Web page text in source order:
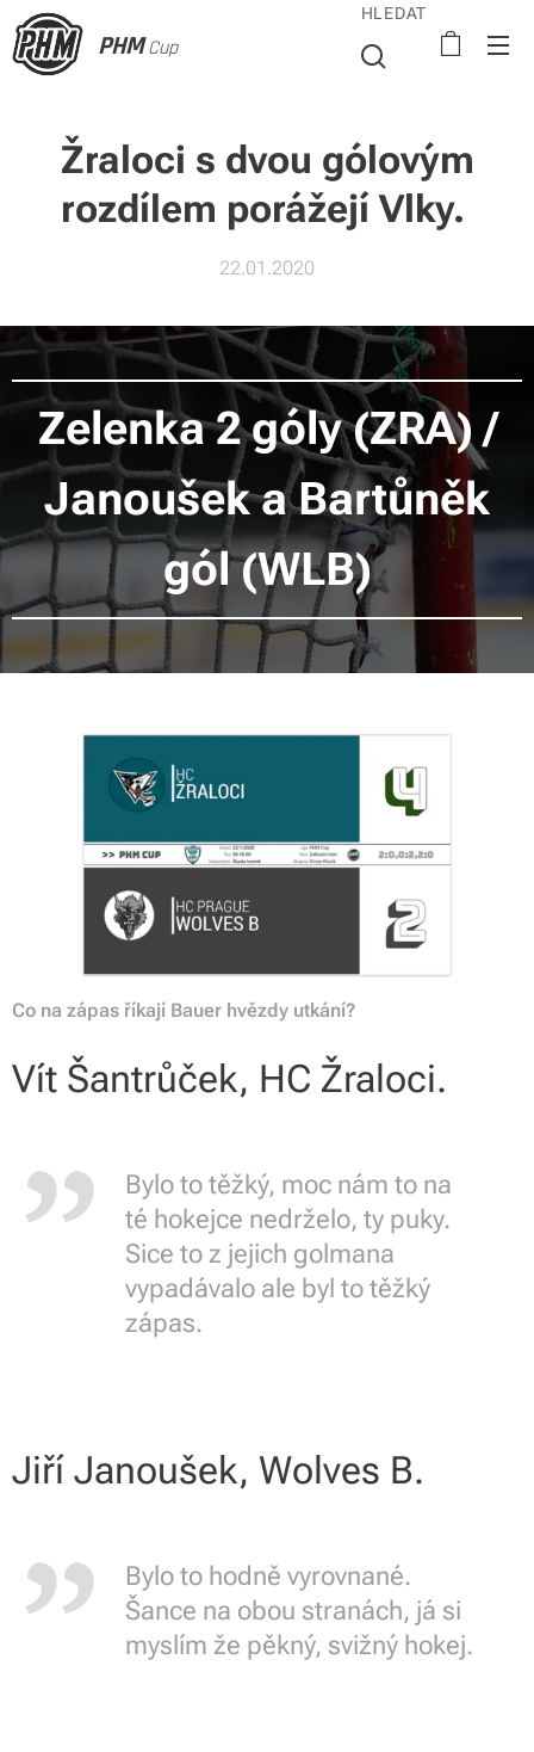
PHMCup
HLEDAT
Žraloci s dvou gólovým
rozdílem porážejí Vlky.
22.01.2020
Zelenka 2 góly (ZRA) /
Janoušek a Bartůněk
gól (WLB)
Co na zápas říkají Bauer hvězdy utkání?
Vít Šantrůček, HC Žraloci.
Bylo to těžký, moc nám to na
té hokejce nedrželo, ty puky.
Sice to z jejich golmana
vypadávalo ale byl to těžký
zápas.
Jiří Janoušek, Wolves B.
Bylo to hodně vyrovnané.
Šance na obou stranách, já si
myslím že pěkný, svižný hokej.